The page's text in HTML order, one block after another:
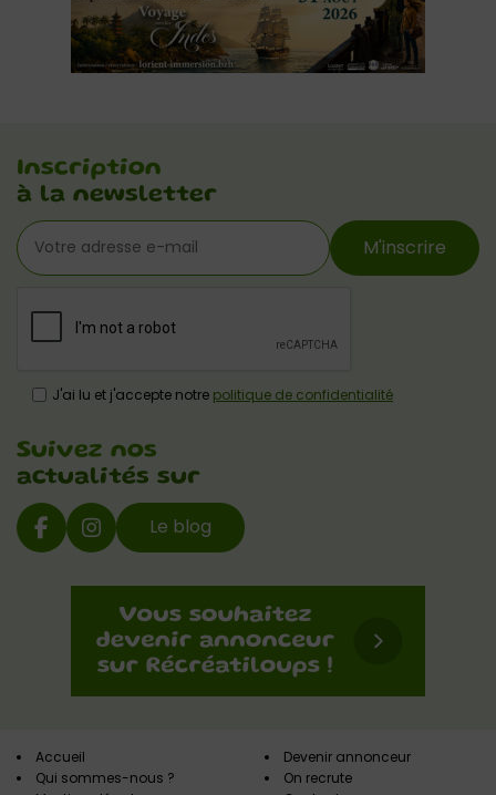
Inscription
à la newsletter
M'inscrire
J'ai lu et j'accepte notre politique de confidentialité
Suivez nos
actualités sur
Le blog
Accueil
Qui sommes-nous ?
Devenir annonceur
On recrute